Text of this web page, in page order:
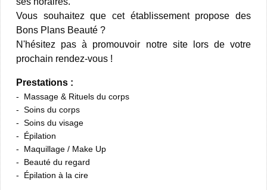
Vous souhaitez que cet établissement propose des
Bons Plans Beauté ?
N'hésitez pas à promouvoir notre site lors de votre
prochain rendez-vous !
Prestations :
Massage & Rituels du corps
Soins du corps
Soins du visage
Épilation
Maquillage / Make Up
Beauté du regard
Épilation à la cire